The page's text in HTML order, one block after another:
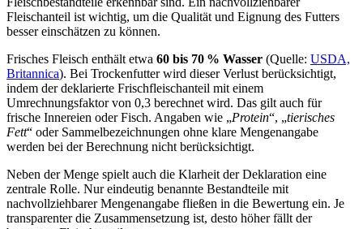
Fleischanteil ist wichtig, um die Qualität und Eignung des Futters
besser einschätzen zu können.
Frisches Fleisch enthält etwa 60 bis 70 % Wasser (Quelle: USDA,
Britannica). Bei Trockenfutter wird dieser Verlust berücksichtigt,
indem der deklarierte Frischfleischanteil mit einem
Umrechnungsfaktor von 0,3 berechnet wird. Das gilt auch für
frische Innereien oder Fisch. Angaben wie „Protein“, „tierisches
Fett“ oder Sammelbezeichnungen ohne klare Mengenangabe
werden bei der Berechnung nicht berücksichtigt.
Neben der Menge spielt auch die Klarheit der Deklaration eine
zentrale Rolle. Nur eindeutig benannte Bestandteile mit
nachvollziehbarer Mengenangabe fließen in die Bewertung ein. Je
transparenter die Zusammensetzung ist, desto höher fällt der